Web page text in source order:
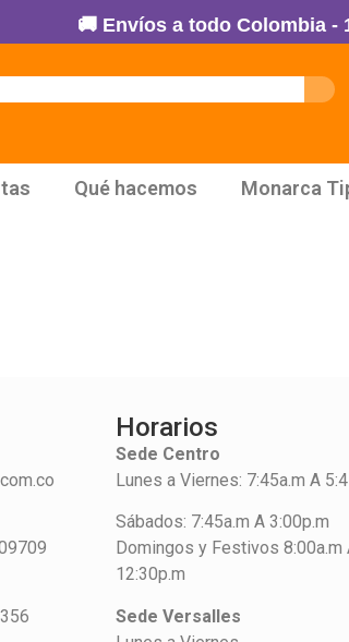
🚚 Envíos a todo Colombia -
Qué hacemos Monarca
Horarios
Sede Centro
Lunes a Viernes: 7:45a.m A
Sábados: 7:45a.m A 3:00p.m
Domingos y Festivos 8:00a.m
12:30p.m
Sede Versalles